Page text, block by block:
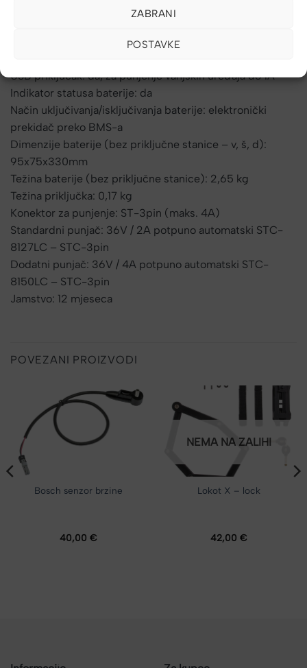
ZABRANI
POSTAVKE
Vijek trajanja (gubitak kapaciteta): 500 ciklusa *, gdje je
Radna temperatura: punjenje 0°C-45°C, pražnjenje
USB priključak: da, za punjenje vanjskih uređaja do 1A
Indikator statusa baterije: da
Način uključivanja/isključivanja baterije: elektronički
prekidač preko BMS-a
Dimenzije baterije (bez priključne stanice – v, š, d):
95x75x330mm
Težina baterije (bez priključne stanice): 2,65 kg
Težina priključka: 0,17 kg
Konektor za punjenje: ST-3pin (maks. 4A)
Standardni punjač: 36V / 2A potpuno automatski STC-
8127LC – STC-3pin
Dodatni punjač: 36V / 4A potpuno automatski STC-
8150LC – STC-3pin
Jamstvo: 12 mjeseca
POVEZANI PROIZVODI
Bosch senzor brzine
40,00 €
NEMA NA ZALIHI
Lokot X – lock
42,00 €